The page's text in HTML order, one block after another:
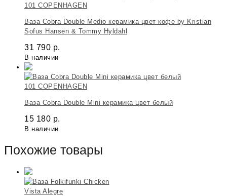
101 COPENHAGEN
Ваза Cobra Double Medio керамика цвет кофе by Kristian
Sofus Hansen & Tommy Hyldahl
31 790 р.
В наличии
101 COPENHAGEN
Ваза Cobra Double Mini керамика цвет белый
15 180 р.
В наличии
Похожие товары
Vista Alegre